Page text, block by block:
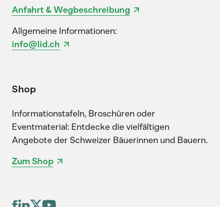
Anfahrt & Wegbeschreibung
Allgemeine Informationen:
info@lid.ch
Shop
Informationstafeln, Broschüren oder
Eventmaterial: Entdecke die vielfältigen
Angebote der Schweizer Bäuerinnen und Bauern.
Zum Shop